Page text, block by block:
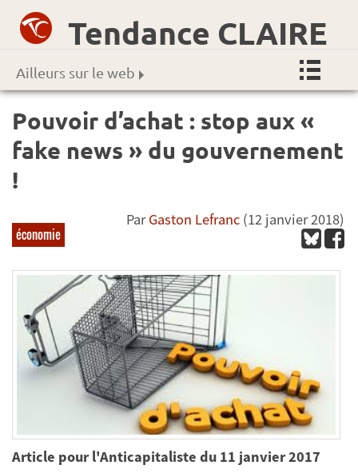
Tendance CLAIRE
Ailleurs sur le web
Pouvoir d’achat : stop aux «
fake news » du gouvernement
!
économie
ParGaston Lefranc (12 janvier 2018)
Article pour l'Anticapitaliste du 11 janvier 2017